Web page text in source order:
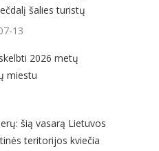
šalies turistų
13
2026 metų
miestu
šią vasarą Lietuvos
teritorijos kviečia